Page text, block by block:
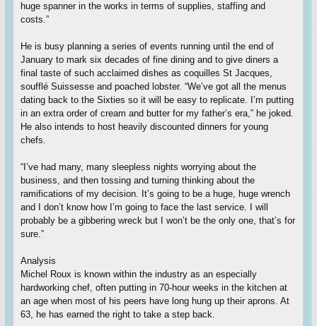
huge spanner in the works in terms of supplies, staffing and
costs.”
He is busy planning a series of events running until the end of
January to mark six decades of fine dining and to give diners a
final taste of such acclaimed dishes as coquilles St Jacques,
soufflé Suissesse and poached lobster. “We’ve got all the menus
dating back to the Sixties so it will be easy to replicate. I’m putting
in an extra order of cream and butter for my father’s era,” he joked.
He also intends to host heavily discounted dinners for young
chefs.
“I’ve had many, many sleepless nights worrying about the
business, and then tossing and turning thinking about the
ramifications of my decision. It’s going to be a huge, huge wrench
and I don’t know how I’m going to face the last service. I will
probably be a gibbering wreck but I won’t be the only one, that’s for
sure.”
Analysis
Michel Roux is known within the industry as an especially
hardworking chef, often putting in 70-hour weeks in the kitchen at
an age when most of his peers have long hung up their aprons. At
63, he has earned the right to take a step back.